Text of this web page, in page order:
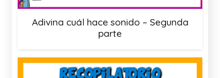
Adivina cuál hace sonido – Segunda
parte